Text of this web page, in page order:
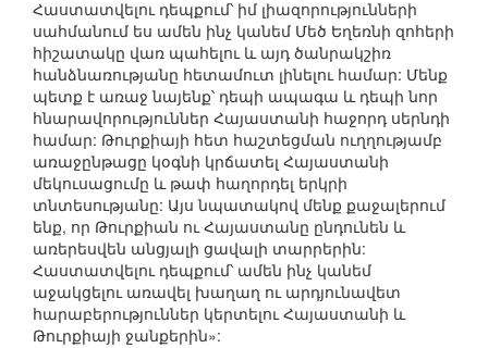
Հաստատվելու դեպքում՝ իմ լիազորությունների
սահմանում ես ամեն ինչ կանեմ Մեծ Եղեռնի զոհերի
հիշատակը վառ պահելու և այդ ծանրակշիռ
հանձնառությանը հետամուտ լինելու համար: Մենք
պետք է առաջ նայենք՝ դեպի ապագա և դեպի նոր
հնարավորություններ Հայաստանի հաջորդ սերնդի
համար: Թուրքիայի հետ հաշտեցման ուղղությամբ
առաջընթացը կօգնի կրճատել Հայաստանի
մեկուսացումը և թափ հաղորդել երկրի
տնտեսությանը: Այս նպատակով մենք քաջալերում
ենք, որ Թուրքիան ու Հայաստանը ընդունեն և
առերեսվեն անցյալի ցավալի տարրերին:
Հաստատվելու դեպքում՝ ամեն ինչ կանեմ
աջակցելու առավել խաղաղ ու արդյունավետ
հարաբերություններ կերտելու Հայաստանի և
Թուրքիայի ջանքերին»: